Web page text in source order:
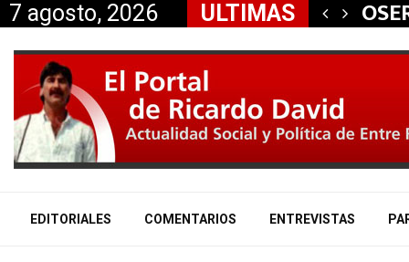
7 agosto, 2026 ULTIMAS
aliados a la…
EDITORIALES COMENTARIOS ENTREVISTAS